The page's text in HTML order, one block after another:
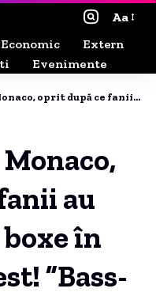
Aa
Economic
Extern
Evenimente
în boxe în semn de protest! ”Bass-ul puternic îi deranja pe jucători”
au
în
”Bass-